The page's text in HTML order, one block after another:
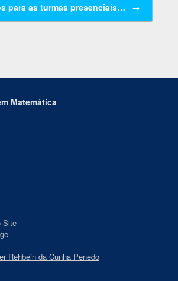
para as turmas presenciais… →
Matemática
Site
Rehbein da Cunha Penedo